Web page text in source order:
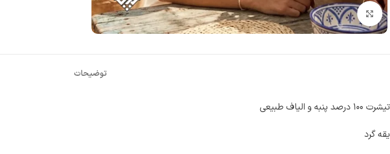
بزرگنمایی تصویر
توضیحات
تیشرت ۱۰۰ درصد پنبه و الیاف طبیعی
یقه گرد